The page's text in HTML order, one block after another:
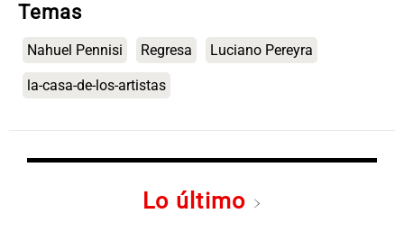
Temas
Nahuel Pennisi Regresa Luciano Pereyra
la-casa-de-los-artistas
Lo último